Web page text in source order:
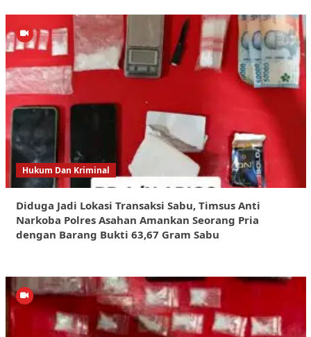
Hukum Dan Kriminal
Diduga Jadi Lokasi Transaksi Sabu, Timsus Anti
Narkoba Polres Asahan Amankan Seorang Pria
dengan Barang Bukti 63,67 Gram Sabu